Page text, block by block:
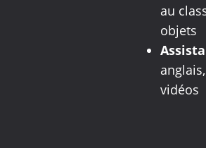
au
objets
vidéos